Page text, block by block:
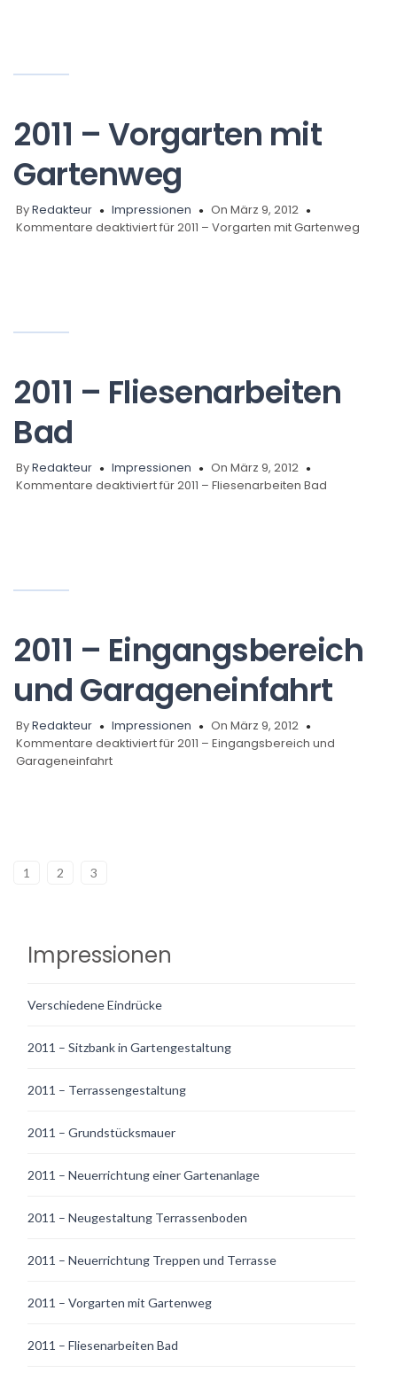
2011 – Vorgarten mit
Gartenweg
ByRedakteur Impressionen
On März 9, 2012
Kommentare deaktiviertfür 2011 – Vorgarten mit Gartenweg
2011 – Fliesenarbeiten
Bad
ByRedakteur Impressionen
On März 9, 2012
Kommentare deaktiviertfür 2011 – Fliesenarbeiten Bad
2011 – Eingangsbereich
und Garageneinfahrt
ByRedakteur Impressionen
On März 9, 2012
Kommentare deaktiviertfür 2011 – Eingangsbereich und
Garageneinfahrt
1 2 3
Impressionen
Verschiedene Eindrücke
2011 – Sitzbank in Gartengestaltung
2011 – Terrassengestaltung
2011 – Grundstücksmauer
2011 – Neuerrichtung einer Gartenanlage
2011 – Neugestaltung Terrassenboden
2011 – Neuerrichtung Treppen und Terrasse
2011 – Vorgarten mit Gartenweg
2011 – Fliesenarbeiten Bad